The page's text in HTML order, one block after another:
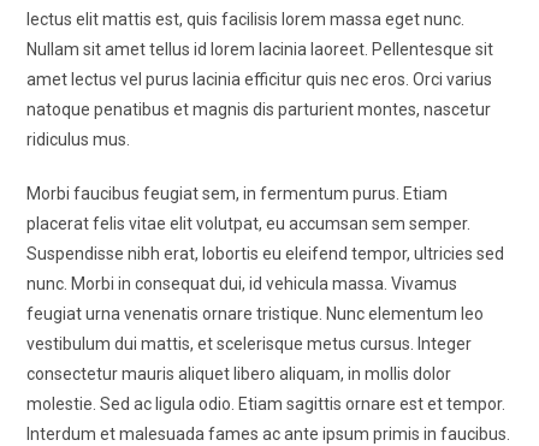
lectus elit mattis est, quis facilisis lorem massa eget nunc.
Nullam sit amet tellus id lorem lacinia laoreet. Pellentesque sit
amet lectus vel purus lacinia efficitur quis nec eros. Orci varius
natoque penatibus et magnis dis parturient montes, nascetur
ridiculus mus.
Morbi faucibus feugiat sem, in fermentum purus. Etiam
placerat felis vitae elit volutpat, eu accumsan sem semper.
Suspendisse nibh erat, lobortis eu eleifend tempor, ultricies sed
nunc. Morbi in consequat dui, id vehicula massa. Vivamus
feugiat urna venenatis ornare tristique. Nunc elementum leo
vestibulum dui mattis, et scelerisque metus cursus. Integer
consectetur mauris aliquet libero aliquam, in mollis dolor
molestie. Sed ac ligula odio. Etiam sagittis ornare est et tempor.
Interdum et malesuada fames ac ante ipsum primis in faucibus.